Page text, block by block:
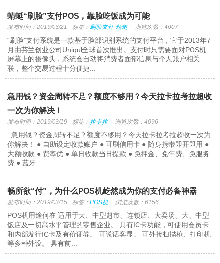
蜻蜓“刷脸”支付POS，靠脸吃饭成为可能
发布时间：2019/03/21 标签：刷脸支付 蜻蜓 浏览次数：4607
“刷脸”支付系统是一款基于脸部识别系统的支付平台，它于2013年7
月由芬兰创业公司Uniqul全球首次推出。支付时只需要面对POS机
屏幕上的摄像头，系统会自动将消费者面部信息与个人账户相关
联，整个交易过程十分便捷...
急用钱？资金周转不足？额度不够用？今天拉卡拉考拉超收
一次为你解决！
发布时间：2019/03/19 标签： 拉卡拉 浏览次数：4096
急用钱？资金周转不足？额度不够用？今天拉卡拉考拉超收一次为
你解决！ ● 自助设定收款账户 ● 可刷信用卡 ● 随身携带即开即用 ●
大额收款 ● 费率优 ● 单日收款当日提款 ● 免押金、免年费、免服务
费 ● 蓝牙...
畅所欲“付”，为什么POS机屹然成为你的支付必备神器
发布时间：2019/03/15 标签：POS机 浏览次数：6156
POS机用途何在 适用于大、中型超市、连锁店、大卖场、大、中型
饭店及一切高水平管理的零售企业。 具有IC卡功能，可使用会员卡
和内部发行IC卡及有价证券。 可说话客显。 可外接扫描枪、打印机
等多种外设。 具有前...